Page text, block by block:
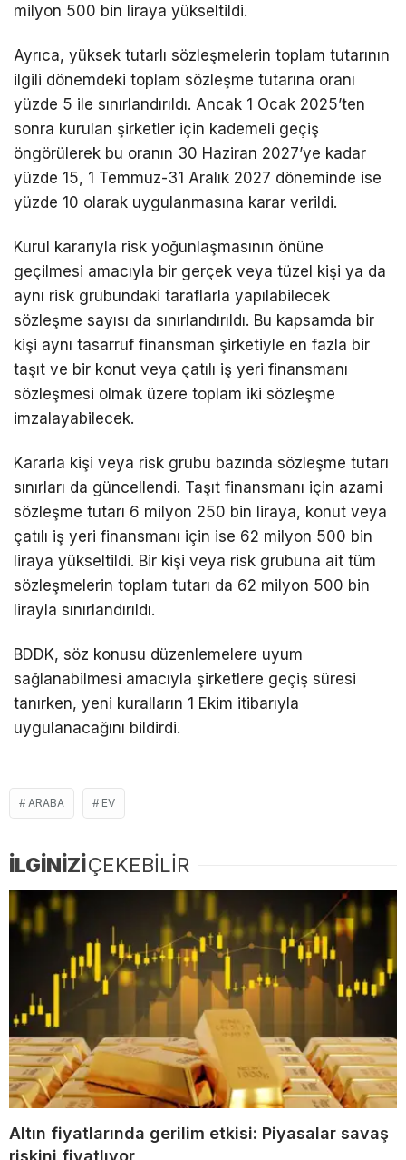
milyon 500 bin liraya yükseltildi.
Ayrıca, yüksek tutarlı sözleşmelerin toplam tutarının
ilgili dönemdeki toplam sözleşme tutarına oranı
yüzde 5 ile sınırlandırıldı. Ancak 1 Ocak 2025’ten
sonra kurulan şirketler için kademeli geçiş
öngörülerek bu oranın 30 Haziran 2027’ye kadar
yüzde 15, 1 Temmuz-31 Aralık 2027 döneminde ise
yüzde 10 olarak uygulanmasına karar verildi.
Kurul kararıyla risk yoğunlaşmasının önüne
geçilmesi amacıyla bir gerçek veya tüzel kişi ya da
aynı risk grubundaki taraflarla yapılabilecek
sözleşme sayısı da sınırlandırıldı. Bu kapsamda bir
kişi aynı tasarruf finansman şirketiyle en fazla bir
taşıt ve bir konut veya çatılı iş yeri finansmanı
sözleşmesi olmak üzere toplam iki sözleşme
imzalayabilecek.
Kararla kişi veya risk grubu bazında sözleşme tutarı
sınırları da güncellendi. Taşıt finansmanı için azami
sözleşme tutarı 6 milyon 250 bin liraya, konut veya
çatılı iş yeri finansmanı için ise 62 milyon 500 bin
liraya yükseltildi. Bir kişi veya risk grubuna ait tüm
sözleşmelerin toplam tutarı da 62 milyon 500 bin
lirayla sınırlandırıldı.
BDDK, söz konusu düzenlemelere uyum
sağlanabilmesi amacıyla şirketlere geçiş süresi
tanırken, yeni kuralların 1 Ekim itibarıyla
uygulanacağını bildirdi.
ARABA EV
İLGİNİZİÇEKEBİLİR
Altın fiyatlarında gerilim etkisi: Piyasalar savaş
riskini fiyatlıyor